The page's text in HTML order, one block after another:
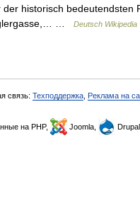
historisch
…
Deutsch Wikipedia
связь: Техподдержка Реклама на
на PHP, Joomla, Drupal,